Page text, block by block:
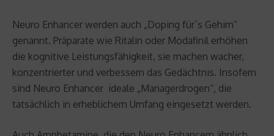
Neuro Enhancer werden auch „Doping für´s Gehirn“
genannt. Präparate wie Ritalin oder Modafinil erhöhen
die kognitive Leistungsfähigkeit, sie machen wacher,
konzentrierter und verbessern das Gedächtnis. Insofern
sind Neuro Enhancer ideale „Managerdrogen“, die
tatsächlich in erheblichem Umfang eingesetzt werden.